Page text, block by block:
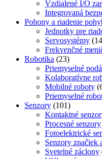
Vzdialené I/O
Integrovaná
Pohony a riadenie
Jednotky pre
Servosystémy
Frekvenčné
Robotika (23)
Priemyselné
Kolaboratívne
Mobilné roboty
Priemyselné
Senzory (101)
Kontaktné
Procesné senzory
Fotoelektrické
Senzory značiek
Svetelné záclony